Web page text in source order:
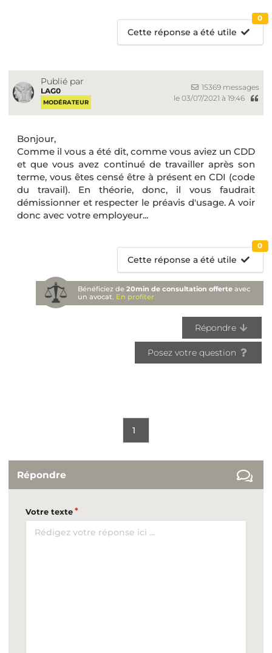
Cette réponse a été utile
0
Publié par
LAG0
MODÉRATEUR
15369 messages
le 03/07/2021 à 19:46
Bonjour,
Comme il vous a été dit, comme vous aviez un CDD
et que vous avez continué de travailler après son
terme, vous êtes censé être à présent en CDI (code
du travail). En théorie, donc, il vous faudrait
démissionner et respecter le préavis d'usage. A voir
donc avec votre employeur...
Cette réponse a été utile
0
Bénéficiez de20min de consultation offerte avec
un avocat. En profiter
Répondre
Posez votre question
1
Répondre
Votre texte